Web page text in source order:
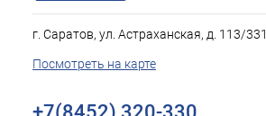
г. Саратов, ул. Астраханская, д. 113/331
Посмотреть на карте